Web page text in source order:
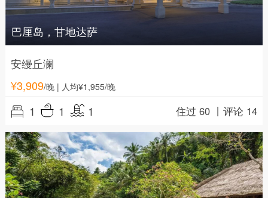
巴厘岛，甘地达萨
安缦丘澜
¥3,909/晚| 人均¥1,955/晚
1 1 1 住过 60 丨评论 14